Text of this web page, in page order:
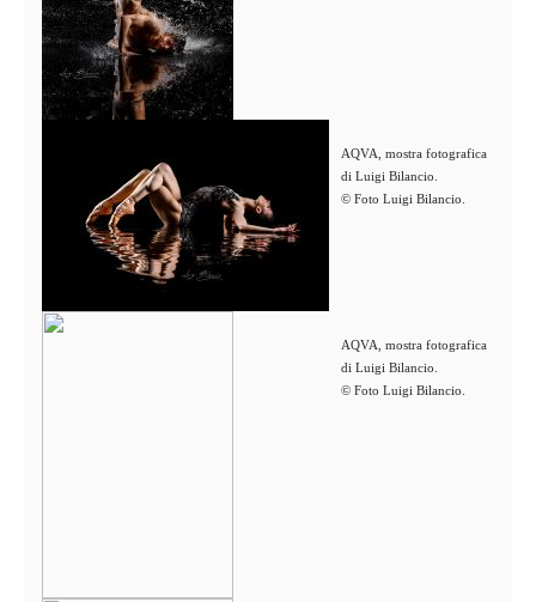
AQVA, mostra fotografica
di Luigi Bilancio.
© Foto Luigi Bilancio.
AQVA, mostra fotografica
di Luigi Bilancio.
© Foto Luigi Bilancio.